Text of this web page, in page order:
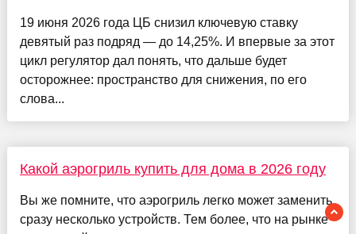
19 июня 2026 года ЦБ снизил ключевую ставку
девятый раз подряд — до 14,25%. И впервые за этот
цикл регулятор дал понять, что дальше будет
осторожнее: пространство для снижения, по его
слова...
Какой аэрогриль купить для дома в 2026 году
Вы же помните, что аэрогриль легко может заменить
сразу несколько устройств. Тем более, что на рынке